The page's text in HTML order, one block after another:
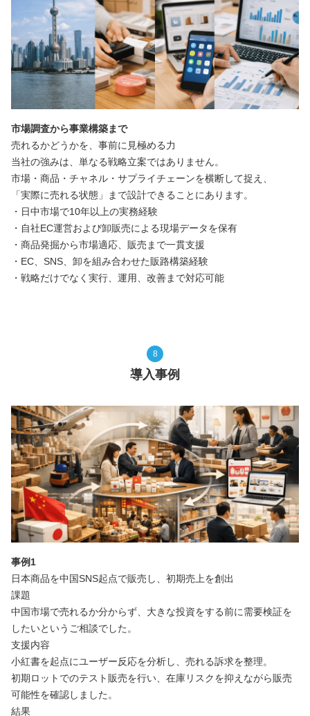
市場調査から事業構築まで
売れるかどうかを、事前に見極める力
当社の強みは、単なる戦略立案ではありません。
市場・商品・チャネル・サプライチェーンを横断して捉え、
「実際に売れる状態」まで設計できることにあります。
・日中市場で10年以上の実務経験
・自社EC運営および卸販売による現場データを保有
・商品発掘から市場適応、販売まで一貫支援
・EC、SNS、卸を組み合わせた販路構築経験
・戦略だけでなく実行、運用、改善まで対応可能
8
導入事例
事例1
日本商品を中国SNS起点で販売し、初期売上を創出
課題
中国市場で売れるか分からず、大きな投資をする前に需要検証を
したいというご相談でした。
支援内容
小紅書を起点にユーザー反応を分析し、売れる訴求を整理。
初期ロットでのテスト販売を行い、在庫リスクを抑えながら販売
可能性を確認しました。
結果